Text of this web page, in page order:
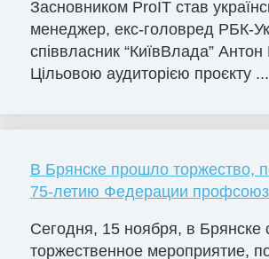
Засновником ProIT став
менеджер, екс-головред РБК-
співвласник “КиївВлада”
Цільовою аудиторією проєкту ...
В Брянске прошло торжество,
75-летию Федерации
Сегодня, 15 ноября, в Брянске
торжественное мероприятие,